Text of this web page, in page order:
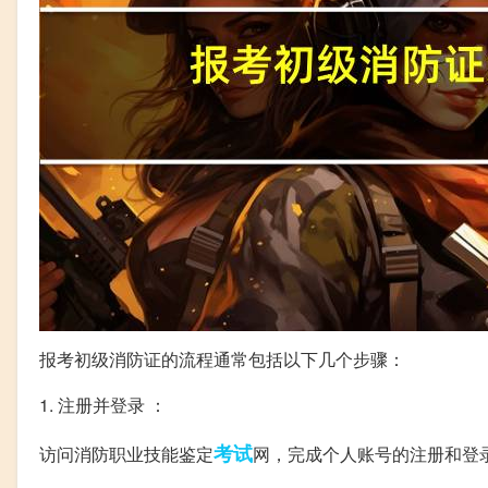
报考初级消防证的流程通常包括以下几个步骤：
1. 注册并登录 ：
访问消防职业技能鉴定考试网，完成个人账号的注册和登